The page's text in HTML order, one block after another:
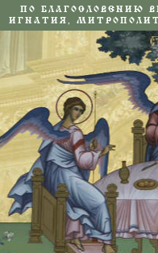
ПО БЛАГОСЛОВЕНИЮ
ИГНАТИЯ,